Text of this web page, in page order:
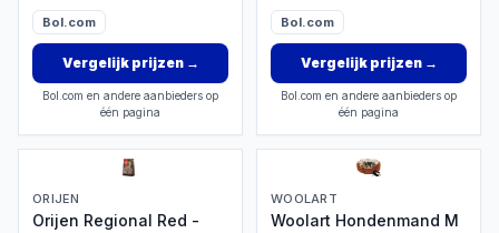
Bol.com
Vergelijk prijzen→
Bol.com en andere aanbieders op
één pagina
Bol.com
Vergelijk prijzen→
Bol.com en andere aanbieders op
één pagina
ORIJEN
Orijen Regional Red -
WOOLART
Woolart Hondenmand M